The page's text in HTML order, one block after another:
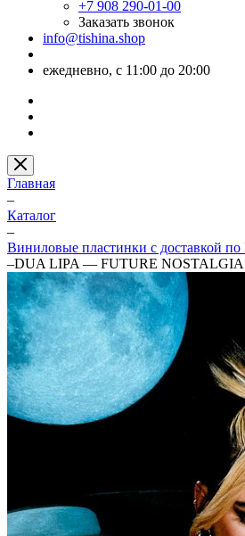
+7 908 290-01-00
Заказать звонок
info@tishina.shop
ежедневно, с 11:00 до 20:00
Главная
–
Каталог
–
Виниловые пластинки с доставкой по
–DUA LIPA — FUTURE NOSTALGIA